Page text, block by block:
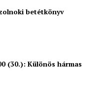
betétkönyv
(30.): Különös hármas